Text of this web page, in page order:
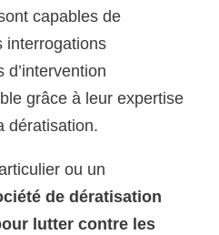
capables de
interrogations
grâce à leur expertise
dératisation.
ou un
de dératisation
lutter contre les